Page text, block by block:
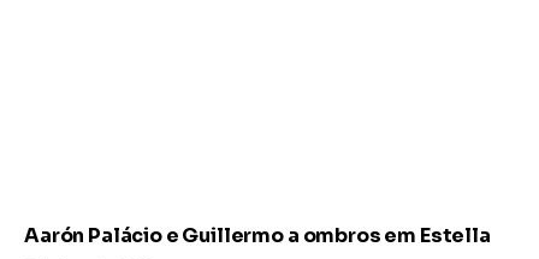
Aarón Palácio e Guillermo a ombros em Estella